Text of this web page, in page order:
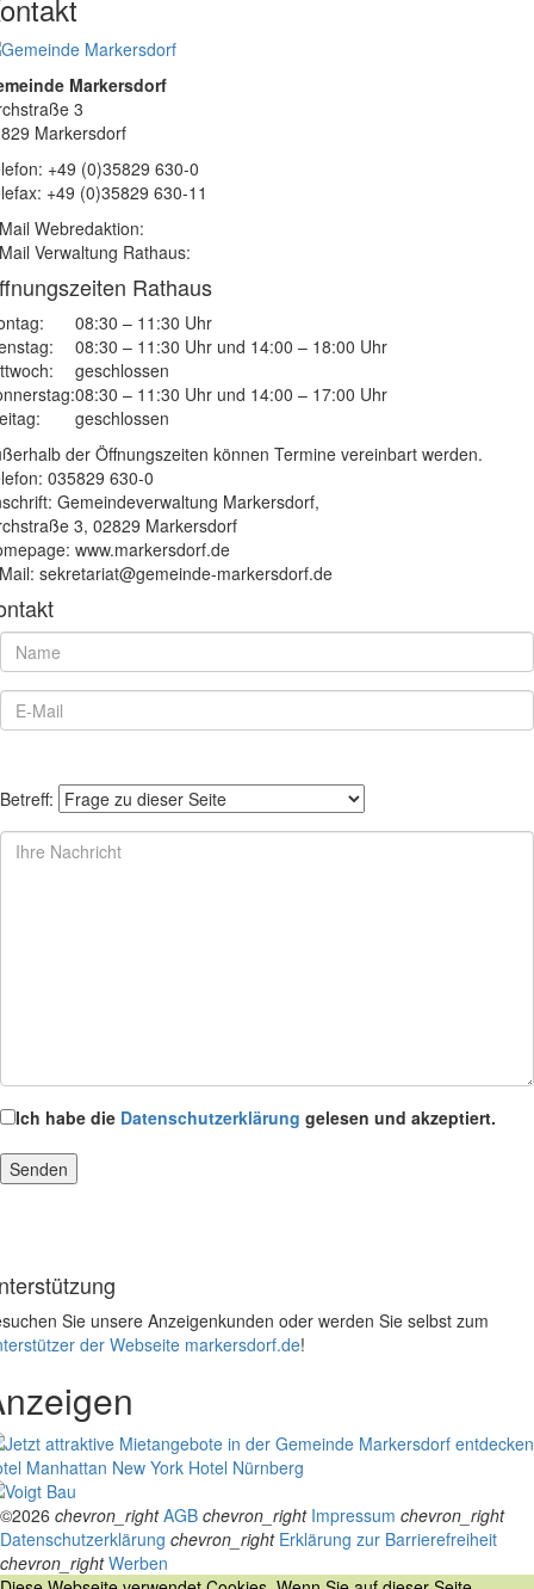
Markersdorf
3
Markersdorf
+49 (0)35829 630-0
+49 (0)35829 630-11
Webredaktion:
Verwaltung Rathaus:
Rathaus
08:30 – 11:30 Uhr
08:30 – 11:30 Uhr und 14:00 – 18:00 Uhr
geschlossen
08:30 – 11:30 Uhr und 14:00 – 17:00 Uhr
geschlossen
der Öffnungszeiten können Termine vereinbart werden.
035829 630-0
Gemeindeverwaltung Markersdorf,
3, 02829 Markersdorf
www.markersdorf.de
sekretariat@gemeinde-markersdorf.de
Betreff:
Ich habe die Datenschutzerklärung gelesen und akzeptiert.
Sie unsere Anzeigenkunden oder werden Sie selbst zum
der Webseite markersdorf.de!
Manhattan New York Hotel Nürnberg
©2026 chevron_right AGB chevron_right Impressum chevron_right
Datenschutzerklärung chevron_right Erklärung zur Barrierefreiheit
chevron_right Werben